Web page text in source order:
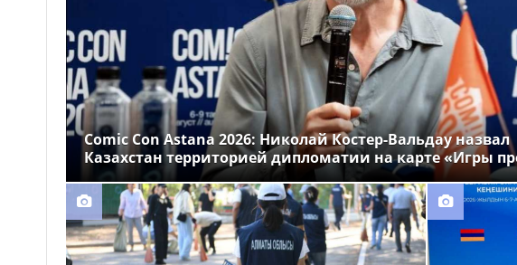
14:00
Более 1 млн тг: кому в
Казахстане предлагали
самые высокие зарплаты
12:55
Стало известно, на
какие специальности
выделили больше всего
грантов в Казахстане
Comic Con Astana 2026: Николай Костер-Вальдау назвал
Казахстан территорией дипломатии на карте «Игры